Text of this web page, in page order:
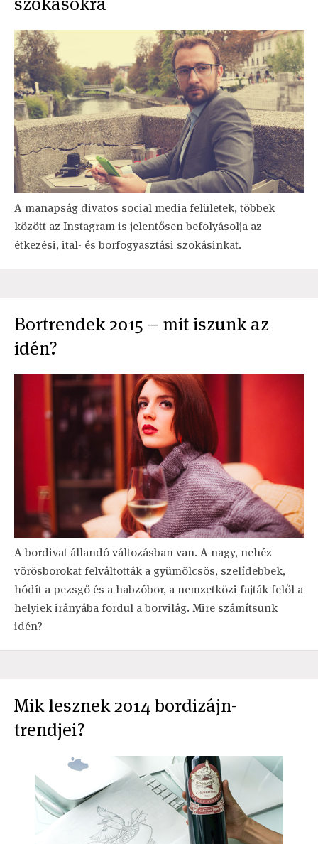
A manapság divatos social media felületek, többek
között az Instagram is jelentősen befolyásolja az
étkezési, ital- és borfogyasztási szokásinkat.
Bortrendek 2015 – mit iszunk az
idén?
A bordivat állandó változásban van. A nagy, nehéz
vörösborokat felváltották a gyümölcsös, szelídebbek,
hódít a pezsgő és a habzóbor, a nemzetközi fajták felől a
helyiek irányába fordul a borvilág. Mire számítsunk
idén?
Mik lesznek 2014 bordizájn-
trendjei?